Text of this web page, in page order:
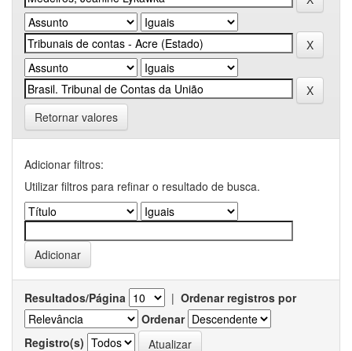
Retornar valores
Adicionar filtros:
Utilizar filtros para refinar o resultado de busca.
Resultados/Página | Ordenar registros por
Ordenar
Registro(s)